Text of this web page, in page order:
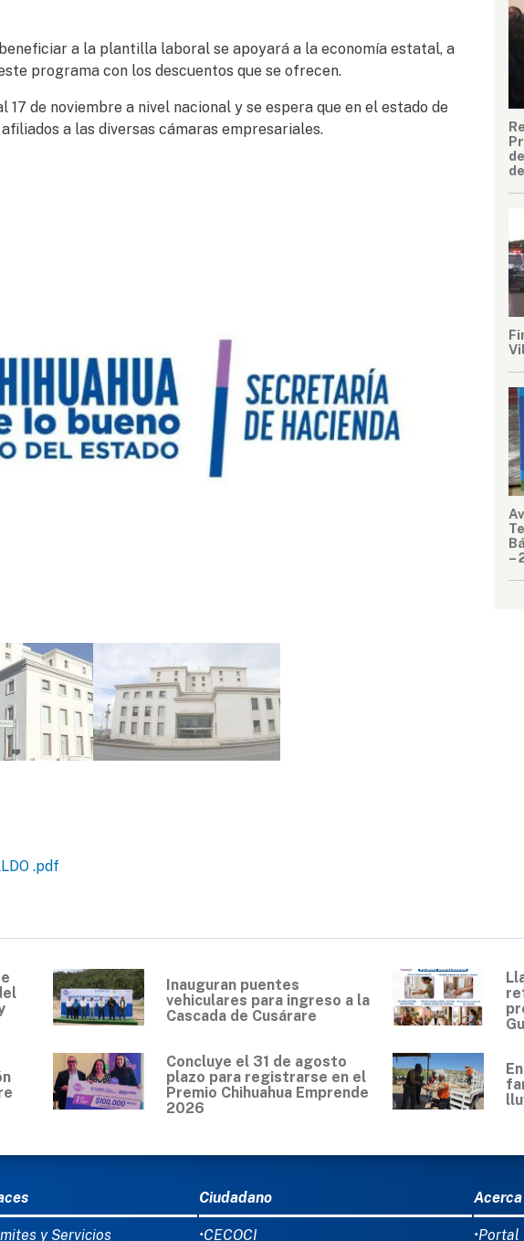
a la plantilla laboral se apoyará a la economía estatal, a
programa con los descuentos que se ofrecen.
17 de noviembre a nivel nacional y se espera que en el estado de
a las diversas cámaras empresariales.
.pdf
–
Inauguran puentes
vehiculares para ingreso a la
Cascada de Cusárare
Concluye el 31 de agosto
plazo para registrarse en el
Premio Chihuahua Emprende
2026
DEL PIE
y Servicios
Ciudadano
•CECOCI